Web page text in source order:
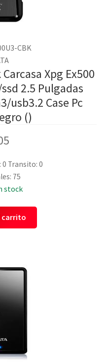
CBK
Xpg Ex500
2.5 Pulgadas
usb3.2 Case Pc
()
0 Transito: 0
75
stock
carrito